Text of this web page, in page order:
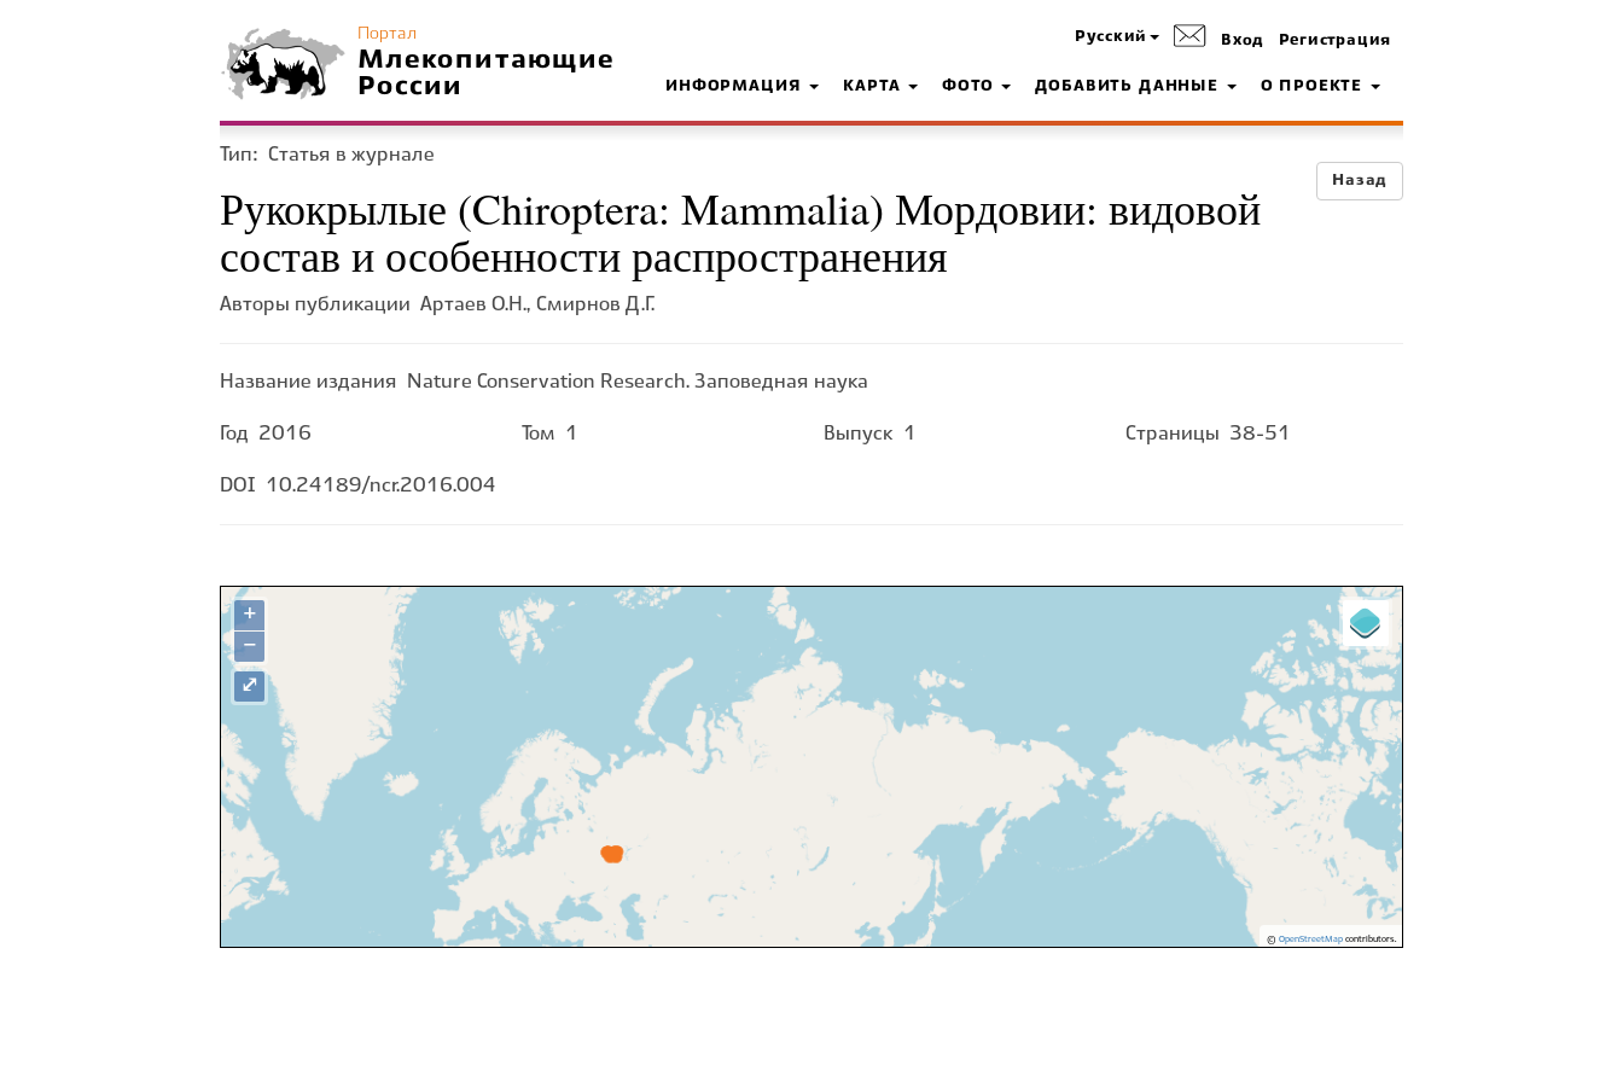
Портал
Млекопитающие
России
Русский Вход Регистрация
ИНФОРМАЦИЯ КАРТА ФОТО ДОБАВИТЬ ДАННЫЕ О ПРОЕКТЕ
Назад
Тип: Статья в журнале
Рукокрылые (Chiroptera: Mammalia) Мордовии: видовой
состав и особенности распространения
Авторы публикации Артаев О.Н., Смирнов Д.Г.
Название издания Nature Conservation Research. Заповедная наука
Год 2016 Том 1 Выпуск 1 Страницы 38-51
DOI 10.24189/ncr.2016.004
+
−
© OpenStreetMapcontributors.
⤢